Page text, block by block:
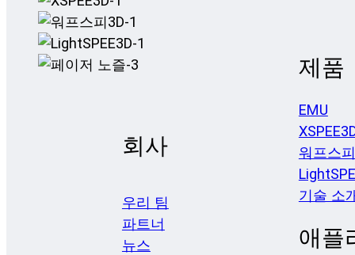
회사
우리 팀
파트너
뉴스
제품
EMU
워프스
기술 소
애플